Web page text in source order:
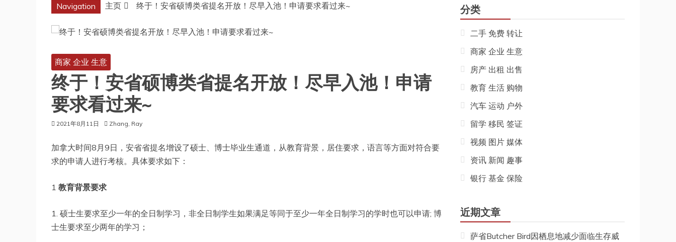
Navigation 主页 终于！安省硕博类省提名开放！尽早入池！申请要求看过来~
商家 企业 生意
终于！安省硕博类省提名开放！尽早入池！申请
要求看过来~
2021年8月11日 Zhang, Ray
加拿大时间8月9日，安省省提名增设了硕士、博士毕业生通道，从教育背景，居住要求，语言等方面对符合要
求的申请人进行考核。具体要求如下：
1 教育背景要求
1. 硕士生要求至少一年的全日制学习，非全日制学生如果满足等同于至少一年全日制学习的学时也可以申请; 博
士生要求至少两年的学习；
分类
二手 免费 转让
商家 企业 生意
房产 出租 出售
教育 生活 购物
汽车 运动 户外
留学 移民 签证
视频 图片 媒体
资讯 新闻 趣事
银行 基金 保险
近期文章
萨省Butcher Bird因栖息地减少面临生存威